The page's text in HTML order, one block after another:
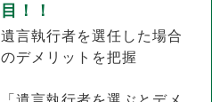
目！！
遺言執行者を選任した場合
のデメリットを把握